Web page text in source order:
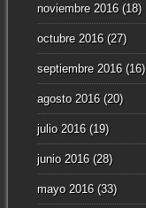
noviembre 2016(18)
octubre 2016(27)
septiembre 2016(16)
agosto 2016(20)
julio 2016(19)
junio 2016(28)
mayo 2016(33)